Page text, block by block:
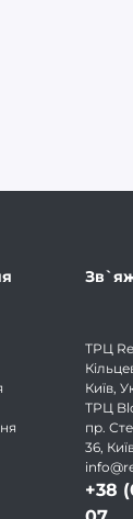
ТРЦ
Київ,
ТРЦ
пр.
36,
+38